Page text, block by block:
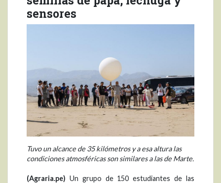
sensores
Tuvo un alcance de 35 kilómetros y a esa altura las
condiciones atmosféricas son similares a las de Marte.
(Agraria.pe) Un grupo de 150 estudiantes de las